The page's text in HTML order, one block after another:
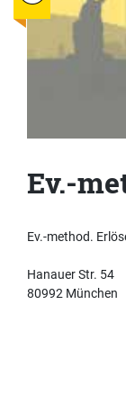
Ev.-
Ev.-method.
Hanauer Str. 54
80992 München